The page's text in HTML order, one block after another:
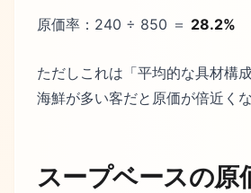
原価率：240 ÷ 850 ＝ 28.2%
ただしこれは「平均的な具材構
海鮮が多い客だと原価が倍近く
スープベースの原